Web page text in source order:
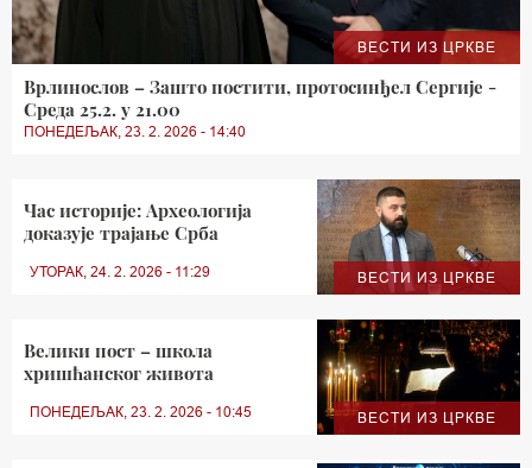
ВЕСТИ ИЗ ЦРКВЕ
Врлинослов – Зашто постити, протосинђел Сергије -
Среда 25.2. у 21.00
ПОНЕДЕЉАК, 23. 2. 2026 - 14:40
ВЕСТИ ИЗ ЦРКВЕ
Час историје: Археологија
доказује трајање Срба
УТОРАК, 24. 2. 2026 - 11:29
ВЕСТИ ИЗ ЦРКВЕ
Велики пост – школа
хришћанског живота
ПОНЕДЕЉАК, 23. 2. 2026 - 10:45